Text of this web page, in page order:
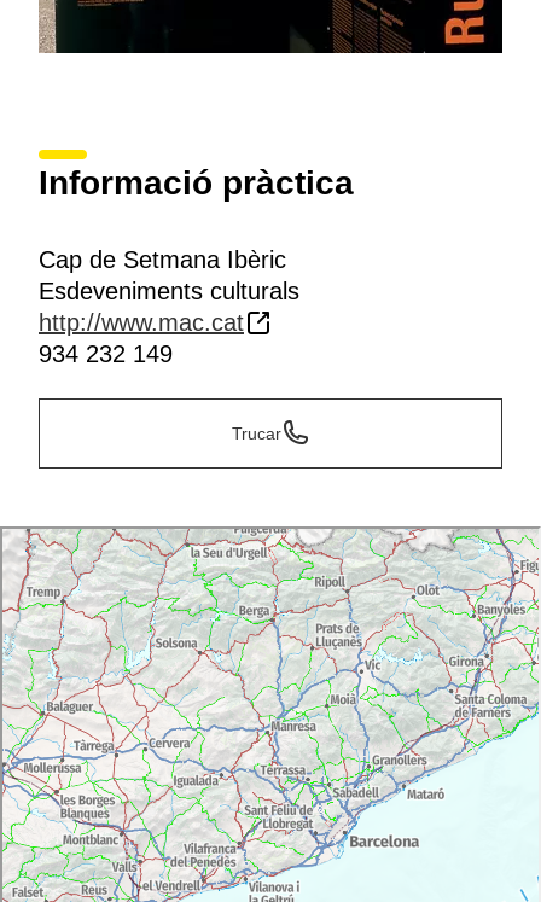
Informació pràctica
Cap de Setmana Ibèric
Esdeveniments culturals
http://www.mac.cat
934 232 149
Trucar